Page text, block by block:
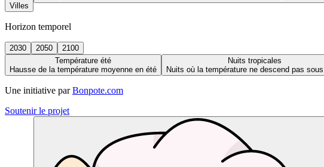
Villes
Horizon temporel
2030 2050
2100
Température été
Hausse de la température moyenne en été
Nuits tropicales
Nuits où la température ne descend pas sous
Une initiative par Bonpote.com
Soutenir le projet